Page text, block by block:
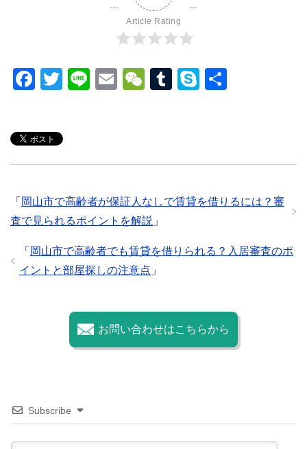
Article Rating
F
e
b
o
k
T
er
Li
E
W
at
T
r
S
「 岡山市で高齢者が保証人なしで賃貸を借りるには？審
査で見られるポイントを解説 」
「 岡山市で高齢者でも賃貸を借りられる？入居審査のポ
イントと部屋探しの注意点 」
お問い合わせはこちらから
Subscribe